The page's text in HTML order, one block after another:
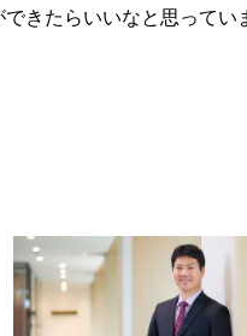
きたらいいなと思ってい